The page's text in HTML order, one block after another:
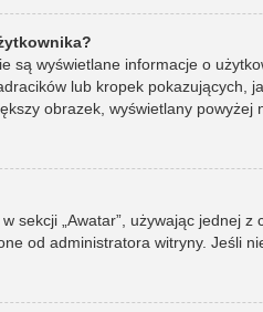
są wyświetlane informacje o
lub kropek pokazujących,
obrazek, wyświetlany
sekcji „Awatar”, używając
od administratora witryny. Jeśli